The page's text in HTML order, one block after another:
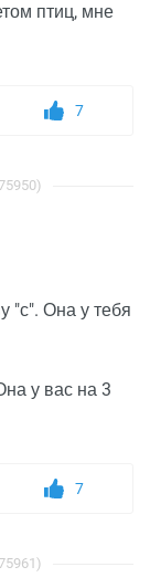
птиц, мне
7
"с". Она у тебя
у вас на 3
7